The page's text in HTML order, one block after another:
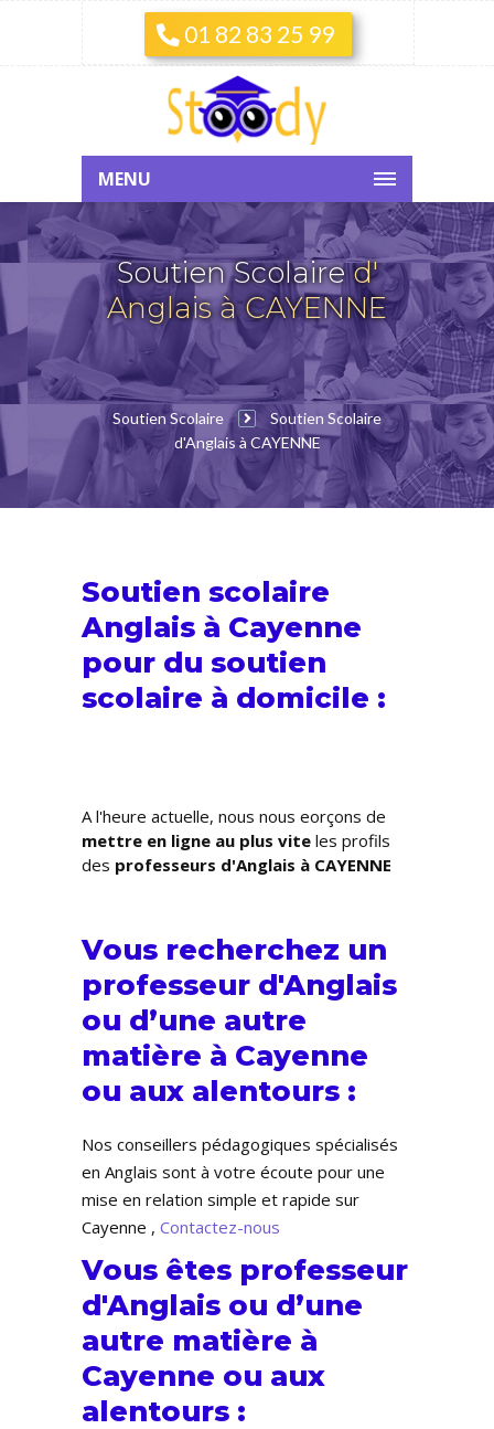
01 82 83 25 99
MENU
Soutien Scolaired'
Anglais à CAYENNE
Soutien Scolaire
Soutien Scolaire
d'Anglais à CAYENNE
Soutien scolaire
Anglais à Cayenne
pour du soutien
scolaire à domicile :
A l'heure actuelle, nous nous efforçons de
mettre en ligne au plus vite les profils
des professeurs d'Anglais à CAYENNE
Vous recherchez un
professeur d'Anglais
ou d’une autre
matière à Cayenne
ou aux alentours :
Nos conseillers pédagogiques spécialisés
en Anglais sont à votre écoute pour une
mise en relation simple et rapide sur
Cayenne , Contactez-nous
Vous êtes professeur
d'Anglais ou d’une
autre matière à
Cayenne ou aux
alentours :